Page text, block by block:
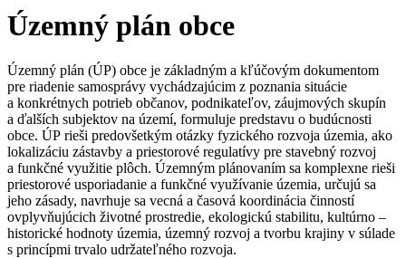
Územný plán obce
Územný plán (ÚP) obce je základným a kľúčovým dokumentom
pre riadenie samosprávy vychádzajúcim z poznania situácie
a konkrétnych potrieb občanov, podnikateľov, záujmových skupín
a ďalších subjektov na území, formuluje predstavu o budúcnosti
obce. ÚP rieši predovšetkým otázky fyzického rozvoja územia, ako
lokalizáciu zástavby a priestorové regulatívy pre stavebný rozvoj
a funkčné využitie plôch. Územným plánovaním sa komplexne rieši
priestorové usporiadanie a funkčné využívanie územia, určujú sa
jeho zásady, navrhuje sa vecná a časová koordinácia činností
ovplyvňujúcich životné prostredie, ekologickú stabilitu, kultúrno –
historické hodnoty územia, územný rozvoj a tvorbu krajiny v súlade
s princípmi trvalo udržateľného rozvoja.